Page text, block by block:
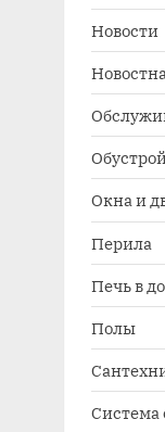
Новости
Окна и
Перила
Печь в
Полы
Система